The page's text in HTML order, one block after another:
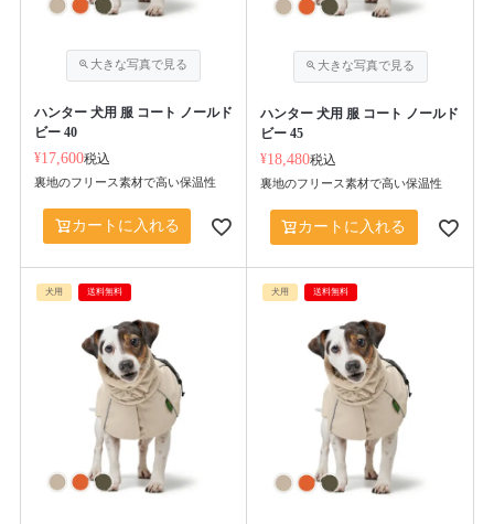
ハンター 犬用 服 コート ノールド
ビー 40
¥17,600税込
裏地のフリース素材で高い保温性
カートに入れる
ハンター 犬用 服 コート ノールド
ビー 45
¥18,480税込
裏地のフリース素材で高い保温性
カートに入れる
犬用 送料無料 犬用 送料無料